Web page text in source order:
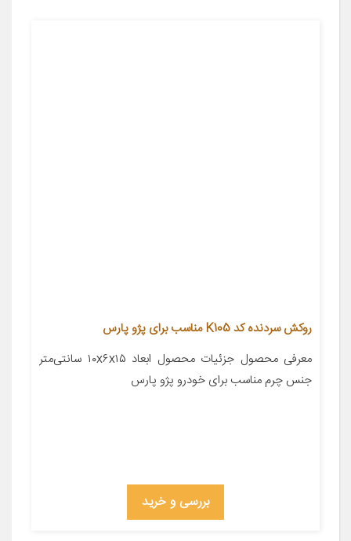
روکش سردنده کد K105 مناسب برای پژو پارس
معرفی محصول جزئیات محصول ابعاد ۱۰x۶x۱۵ سانتی‌متر
جنس چرم مناسب برای خودرو پژو پارس
بررسی و خرید